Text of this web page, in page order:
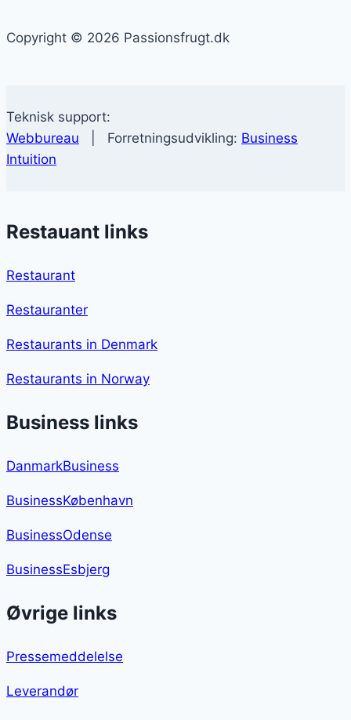
Copyright © 2026 Passionsfrugt.dk
Teknisk support:
Webbureau | Forretningsudvikling: Business
Intuition
Restauant links
Restaurant
Restauranter
Restaurants in Denmark
Restaurants in Norway
Business links
DanmarkBusiness
BusinessKøbenhavn
BusinessOdense
BusinessEsbjerg
Øvrige links
Pressemeddelelse
Leverandør